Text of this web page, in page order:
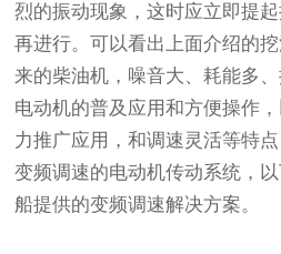
烈的振动现象，这时应立即提
再进行。可以看出上面介绍的
来的柴油机，噪音大、耗能多
电动机的普及应用和方便操作
力推广应用，和调速灵活等特
变频调速的电动机传动系统，
船提供的变频调速解决方案。